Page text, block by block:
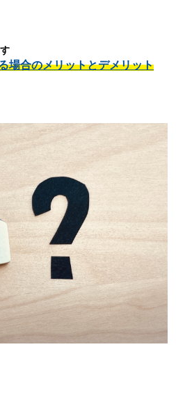
場合のメリットとデメリット